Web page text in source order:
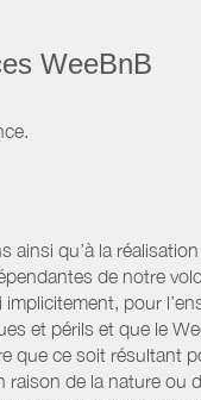
WeeBnB
qu’à la
de notre
pour
et périls et que le
que ce soit résultant
de la nature